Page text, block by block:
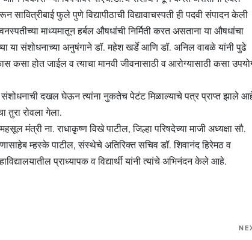
फुले पुणे विद्यापीठाची विद्यावाचस्पती ही पदवी संपादन केली
माध्यमातून हर्बल औषधांची निर्मिती करत असताना या औषधांचा
या संशोधनाच्या अनुषंगाने डॉ. महेश खर्डे आणि डॉ. अनिल वाबळे यांनी पुढे
कसा होत जाईल व त्याचा मानवी जीवनासाठी व आरोग्यासाठी कसा
संशोधनाची दखल घेऊन त्यांना नुकतेच पेटंट मिळाल्याचे पत्र प्राप्त झाले
तुरा रोवला गेला.
मंत्री ना. राधाकृष्ण विखे पाटील, जिल्हा परिषदेच्या माजी अध्यक्षा सौ.
म्हस्के पाटील, संस्थेचे अतिरिक्त सचिव डॉ. शिवानंद हिरेमठ व
प्राध्यापक व विद्यार्थी यांनी त्यांचे अभिनंदन केले आहे.